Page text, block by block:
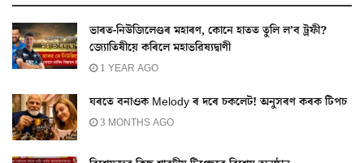
ভাৰত-নিউজিলেণ্ডৰ মহাৰণ, কোনে হাতত তুলি ল’ব ট্ৰফী?
জ্যোতিষীয়ে কৰিলে মহাভৱিষ্যদ্বাণী
1 YEAR AGO
ঘৰতে বনাওক Melody ৰ দৰে চকলেট! অনুসৰণ কৰক টিপচ
3 MONTHS AGO